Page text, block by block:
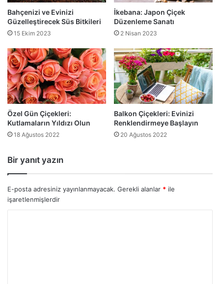
Bahçenizi ve Evinizi
Güzelleştirecek Süs Bitkileri
15 Ekim 2023
İkebana: Japon Çiçek
Düzenleme Sanatı
2 Nisan 2023
Özel Gün Çiçekleri:
Kutlamaların Yıldızı Olun
18 Ağustos 2022
Balkon Çiçekleri: Evinizi
Renklendirmeye Başlayın
20 Ağustos 2022
Bir yanıt yazın
E-posta adresiniz yayınlanmayacak. Gerekli alanlar * ile
işaretlenmişlerdir